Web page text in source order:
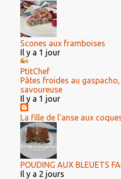
Scones aux framboises
Il y a 1 jour
PtitChef
Pâtes froides au
savoureuse
Il y a 1 jour
La fille de l'anse aux
POUDING AUX BLEUETS
Il y a 2 jours